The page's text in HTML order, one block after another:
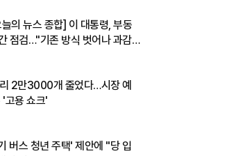
의 뉴스 종합] 이 대통령, 부동
점검…"기존 방식 벗어나 과감
2만3000개 줄었다…시장 예
'고용 쇼크'
버스 청년 주택' 제안에 "당 입